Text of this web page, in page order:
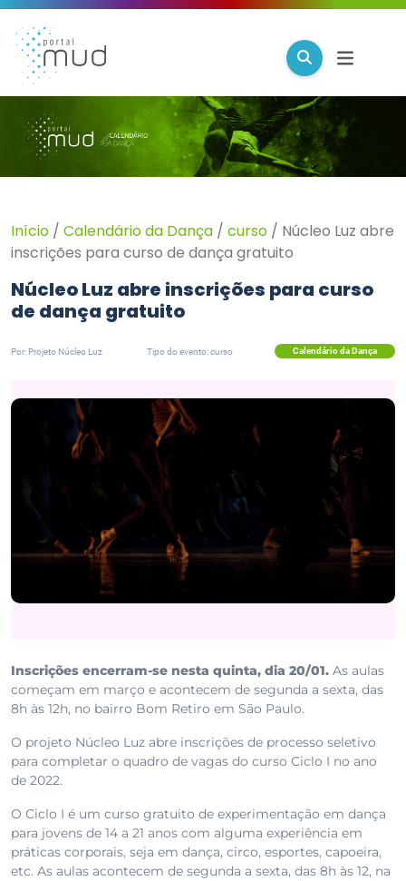
Início / Calendário da Dança / curso / Núcleo Luz abre
inscrições para curso de dança gratuito
Núcleo Luz abre inscrições para curso
de dança gratuito
Por: Projeto Núcleo Luz Tipo do evento: curso Calendário da Dança
Inscrições encerram-se nesta quinta, dia 20/01. As aulas
começam em março e acontecem de segunda a sexta, das
8h às 12h, no bairro Bom Retiro em São Paulo.
O projeto Núcleo Luz abre inscrições de processo seletivo
para completar o quadro de vagas do curso Ciclo I no ano
de 2022.
O Ciclo I é um curso gratuito de experimentação em dança
para jovens de 14 a 21 anos com alguma experiência em
práticas corporais, seja em dança, circo, esportes, capoeira,
etc. As aulas acontecem de segunda a sexta, das 8h às 12, na